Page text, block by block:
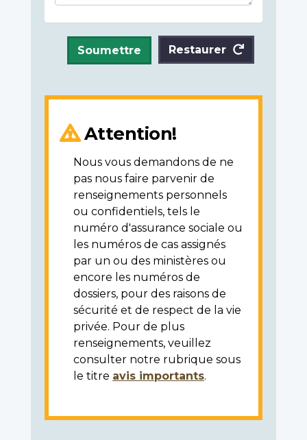
Soumettre Restaurer
Attention!
Nous vous demandons de ne
pas nous faire parvenir de
renseignements personnels
ou confidentiels, tels le
numéro d'assurance sociale ou
les numéros de cas assignés
par un ou des ministères ou
encore les numéros de
dossiers, pour des raisons de
sécurité et de respect de la vie
privée. Pour de plus
renseignements, veuillez
consulter notre rubrique sous
le titre avis importants.